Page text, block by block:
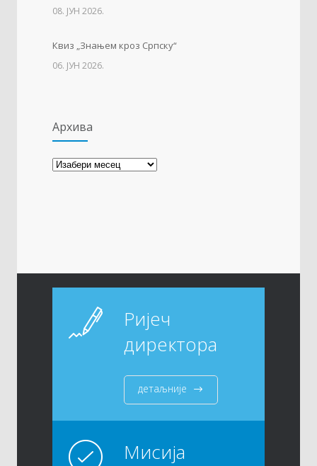
08. ЈУН 2026.
Квиз „Знањем кроз Српску“
06. ЈУН 2026.
Архива
Архива
Ријеч
директора
детаљније
Мисија